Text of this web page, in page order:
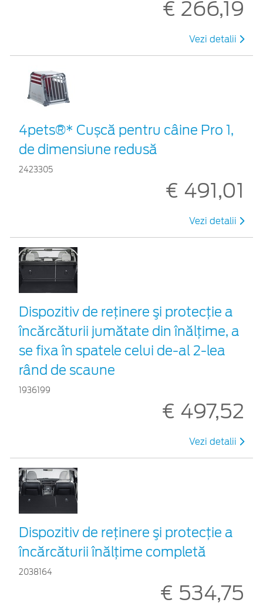
€ 266,19
Vezi detalii
4pets®* Cușcă pentru câine Pro 1,
de dimensiune redusă
2423305
€ 491,01
Vezi detalii
Dispozitiv de reţinere şi protecţie a
încărcăturii jumătate din înălțime, a
se fixa în spatele celui de-al 2-lea
rând de scaune
1936199
€ 497,52
Vezi detalii
Dispozitiv de reţinere şi protecţie a
încărcăturii înălțime completă
2038164
€ 534,75